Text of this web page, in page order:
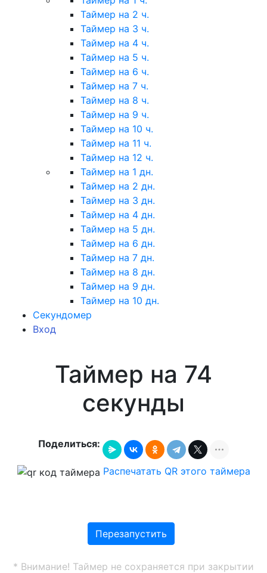
Таймер на 2 ч.
Таймер на 3 ч.
Таймер на 4 ч.
Таймер на 5 ч.
Таймер на 6 ч.
Таймер на 7 ч.
Таймер на 8 ч.
Таймер на 9 ч.
Таймер на 10 ч.
Таймер на 11 ч.
Таймер на 12 ч.
Таймер на 1 дн.
Таймер на 2 дн.
Таймер на 3 дн.
Таймер на 4 дн.
Таймер на 5 дн.
Таймер на 6 дн.
Таймер на 7 дн.
Таймер на 8 дн.
Таймер на 9 дн.
Таймер на 10 дн.
Секундомер
Вход
Таймер на 74
секунды
Поделиться:
Распечатать QR этого таймера
Перезапустить
* Внимание! Таймер не сохраняется при закрытии